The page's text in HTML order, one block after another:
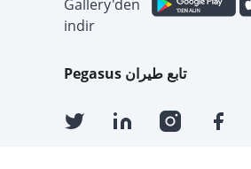
تابع طيران Pegasus